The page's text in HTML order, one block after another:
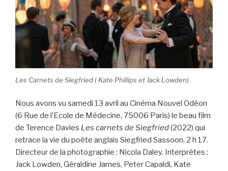
k
Les Carnets de Siegfried ( Kate Phillips et Jack Lowden)
Nous avons vu samedi 13 avril au Cinéma Nouvel Odéon
(6 Rue de l’Ecole de Médecine, 75006 Paris) le beau film
de Terence Davies Les carnets de Siegfried(2022) qui
retrace la vie du poète anglais Siegfried Sassoon. 2 h 17.
Directeur de la photographie : Nicola Daley. Interprètes :
Jack Lowden, Géraldine James, Peter Capaldi, Kate